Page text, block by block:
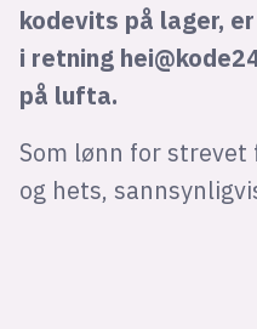
kodevits på lager,
i retning
på lufta.
Som lønn for
og hets,